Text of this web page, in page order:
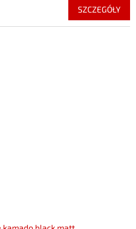
SZCZEGÓŁY